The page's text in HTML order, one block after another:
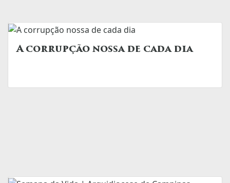
A corrupção nossa de cada dia